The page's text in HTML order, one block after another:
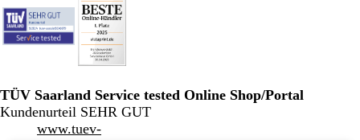
TÜV Saarland Service tested Online Shop/Portal
Kundenurteil SEHR GUT
www.tuev-